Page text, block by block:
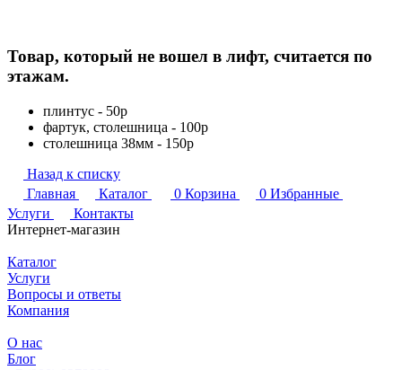
Товар, который не вошел в лифт, считается по
этажам.
плинтус - 50р
фартук, столешница - 100р
столешница 38мм - 150р
Назад к списку
Главная
Каталог 0 Корзина 0 Избранные
Услуги
Контакты
Интернет-магазин
Каталог
Услуги
Вопросы и ответы
Компания
О нас
Блог